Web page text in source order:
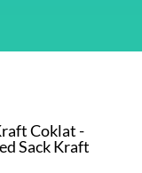
Coklat -
Sack Kraft